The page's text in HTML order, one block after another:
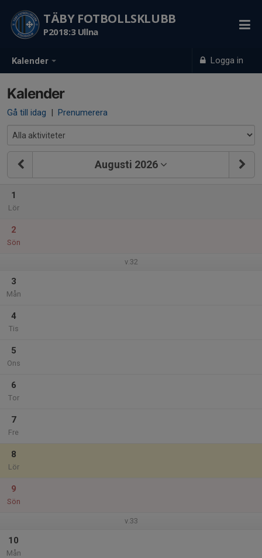
Kalender Logga in
TÄBY FOTBOLLSKLUBB
P2018:3 Ullna
Kalender
Gå till idag | Prenumerera
Augusti 2026
1
Lör
2
Sön
v.32
3
Mån
4
Tis
5
Ons
6
Tor
7
Fre
8
Lör
9
Sön
v.33
10
Mån